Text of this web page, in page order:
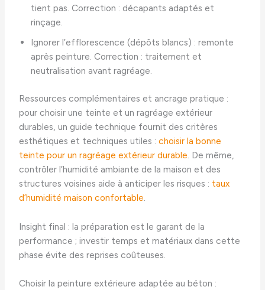
tient pas. Correction : décapants adaptés et
rinçage.
Ignorer l’efflorescence (dépôts blancs) : remonte
après peinture. Correction : traitement et
neutralisation avant ragréage.
Ressources complémentaires et ancrage pratique :
pour choisir une teinte et un ragréage extérieur
durables, un guide technique fournit des critères
esthétiques et techniques utiles :choisir la bonne
teinte pour un ragréage extérieur durable . De même,
contrôler l’humidité ambiante de la maison et des
structures voisines aide à anticiper les risques : taux
d’humidité maison confortable
Insight final : la préparation est le garant de la
performance ; investir temps et matériaux dans cette
phase évite des reprises coûteuses.
Choisir la peinture extérieure adaptée au béton :